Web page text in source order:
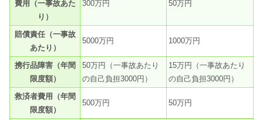
費用（一事故あた
り）
300万円 50万円
賠償責任（一事故
あたり）
5000万円 1000万円
携行品障害（年間
限度額）
50万円（一事故あたり
の自己負担3000円）
15万円（一事故あたり
の自己負担3000円）
救済者費用（年間
限度額）
500万円 50万円